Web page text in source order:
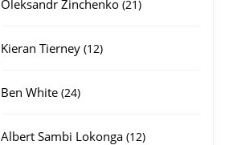
Oleksandr Zinchenko 21
Kieran Tierney 1212
Ben White 2424
Albert Sambi Lokonga 1212